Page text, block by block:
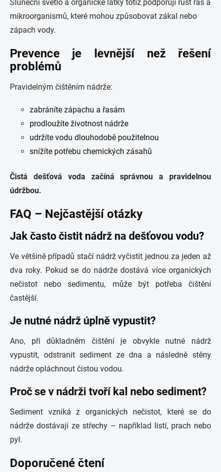
Sluneční světlo a organické látky totiž podporují růst řas a
mikroorganismů, které mohou způsobovat zákal nebo
zápach vody.
Prevence je levnější než řešení
problémů
Pravidelným čištěním nádrže:
zabráníte zápachu a řasám
prodloužíte životnost nádrže
udržíte vodu dlouhodobě použitelnou
snížíte potřebu chemických zásahů
Čistá dešťová voda začíná správnou a pravidelnou
údržbou.
FAQ – Nejčastější otázky
Jak často čistit nádrž na dešťovou vodu?
Ve většině případů stačí nádrž vyčistit jednou za jeden až
dva roky. Pokud se do nádrže dostává více organických
nečistot nebo sedimentu, může být potřeba čištění
častější.
Je nutné nádrž úplně vypustit?
Ano, při důkladném čištění je obvykle nutné nádrž
vypustit, odstranit sediment ze dna a následně stěny
nádrže opláchnout čistou vodou.
Proč se v nádrži tvoří kal nebo sediment?
Sediment vzniká z organických nečistot, které se do
nádrže dostávají ze střechy – například listí, prach nebo
pyl.
Doporučené čtení